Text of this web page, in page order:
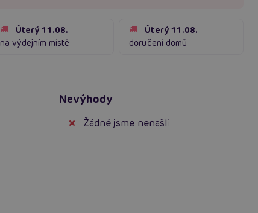
Úterý 11.08.
na výdejním místě
Úterý 11.08.
doručení domů
Nevýhody
Žádné jsme nenašli